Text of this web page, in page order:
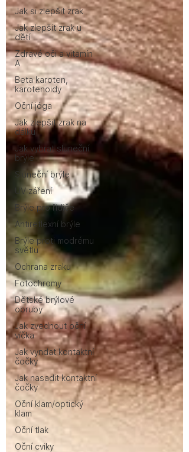
Jak si zlepšit zrak
Jak zlepšit zrak u
dětí
Zdravé oči a vitamín
A
Beta karoten,
karotenoidy
Oční jóga
Jak zlepšit zrak na
dálku
Jak vybrat sluneční
brýle
Sluneční brýle
UV záření
Brýle pro řidiče
Antireflexní brýle
Brýle proti modrému
světlu
Ochrana zraku
Fotochromy
Dětské brýlové
obruby
Jak zvednout oční
víčka
Jak vyndat kontaktní
čočky
Jak nasadit kontaktní
čočky
Oční klam/optický
klam
Oční tlak
Oční cviky